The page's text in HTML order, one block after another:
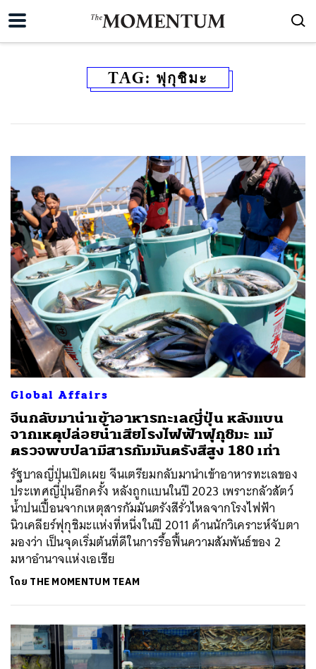
TAG: ฟุกุชิมะ
Global Affairs
จีนกลับมานำเข้าอาหารทะเลญี่ปุ่น หลังแบน
จากเหตุปล่อยน้ำเสียโรงไฟฟ้าฟุกุชิมะ แม้
ตรวจพบปลามีสารกัมมันตรังสีสูง 180 เท่า
รัฐบาลญี่ปุ่นเปิดเผย จีนเตรียมกลับมานำเข้าอาหารทะเลของ
ประเทศญี่ปุ่นอีกครั้ง หลังถูกแบนในปี 2023 เพราะกลัวสัตว์
น้ำปนเปื้อนจากเหตุสารกัมมันตรังสีรั่วไหลจากโรงไฟฟ้า
นิวเคลียร์ฟุกุชิมะแห่งที่หนึ่งในปี 2011 ด้านนักวิเคราะห์จับตา
มองว่า เป็นจุดเริ่มต้นที่ดีในการรื้อฟื้นความสัมพันธ์ของ 2
มหาอำนาจแห่งเอเชีย
โดย THE MOMENTUM TEAM